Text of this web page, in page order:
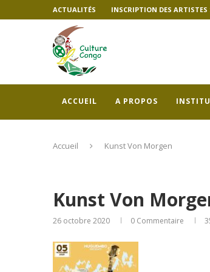
ACTUALITÉS INSCRIPTION DES
ACCUEIL A PROPOS
Accueil Kunst Von Morgen
Kunst Von
26 octobre 2020 0 Commentaire